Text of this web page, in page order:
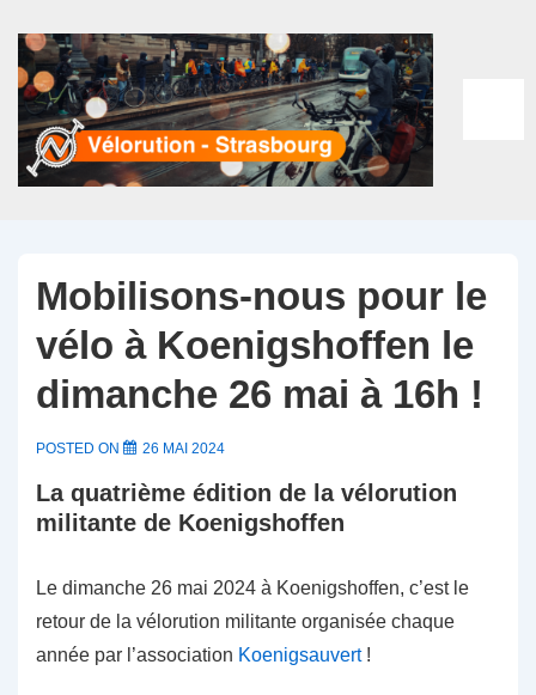
passer
au
contenu
principal
Mobilisons-nous pour le
vélo à Koenigshoffen le
dimanche 26 mai à 16h !
POSTED ON 26 MAI 2024
La quatrième édition de la vélorution
militante de Koenigshoffen
Le dimanche 26 mai 2024 à Koenigshoffen, c’est le
retour de la vélorution militante organisée chaque
année par l’association Koenigsauvert!